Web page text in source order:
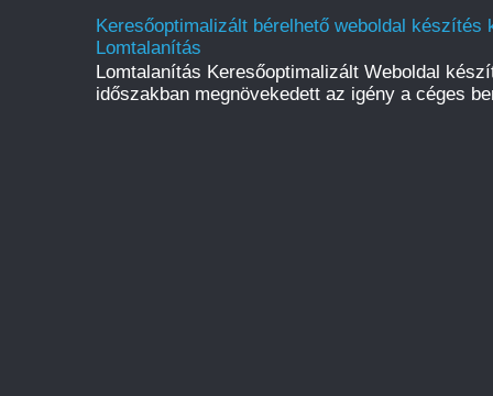
Keresőoptimalizált bérelhető weboldal készítés
Lomtalanítás
Lomtalanítás Keresőoptimalizált Weboldal
időszakban megnövekedett az igény a céges